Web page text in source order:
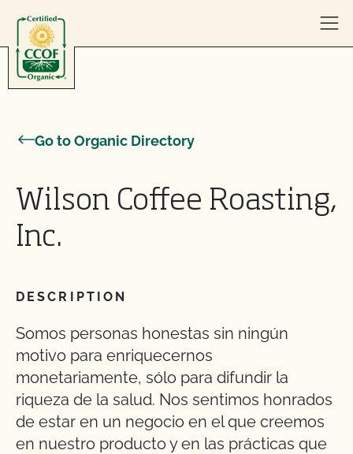
Go to Organic Directory
Wilson Coffee Roasting,
Inc.
DESCRIPTION
Somos personas honestas sin ningún
motivo para enriquecernos
monetariamente, sólo para difundir la
riqueza de la salud. Nos sentimos honrados
de estar en un negocio en el que creemos
en nuestro producto y en las prácticas que